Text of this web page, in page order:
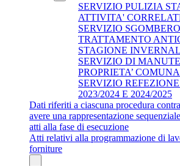
SERVIZIO PULIZIA
ATTIVITA'
SERVIZIO
TRATTAMENTO
STAGIONE
SERVIZIO DI
PROPRIETA’
SERVIZIO
2023/2024 E 2024/2025
Dati riferiti a ciascuna procedura
avere una rappresentazione
atti alla fase di esecuzione
Atti relativi alla programmazione di
forniture